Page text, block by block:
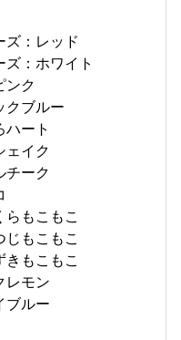
ズ：レッド
：ホワイト
ンク
クブルー
ート
ェイク
チーク
らもこもこ
じもこもこ
きもこもこ
レモン
ブルー